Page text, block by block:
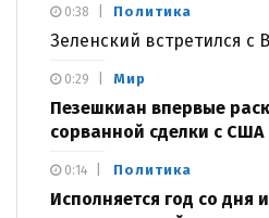
Политика
Зеленский встретился с
0:38
Мир
Пезешкиан впервые
сорванной сделки с США
0:29
Политика
Исполняется год со дня
0:14